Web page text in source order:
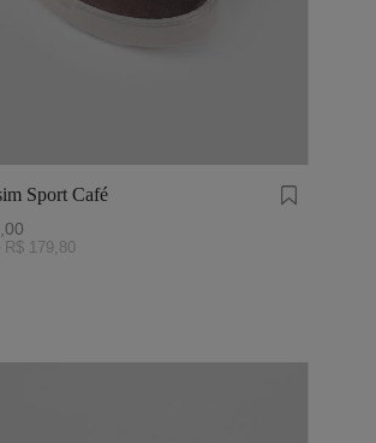
Sport Café
,00
R$ 179, 80